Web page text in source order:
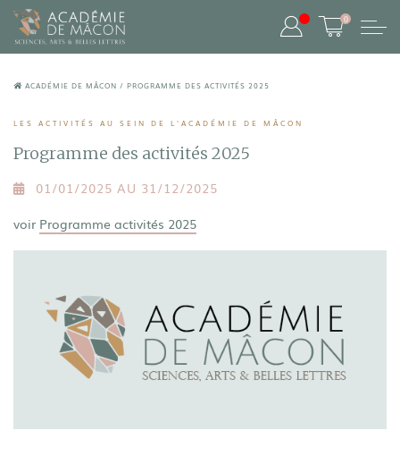
0
ACADÉMIE DE MÂCON / PROGRAMME DES ACTIVITÉS 2025
LES ACTIVITÉS AU SEIN DE L'ACADÉMIE DE MÂCON
Programme des activités 2025
01/01/2025 AU 31/12/2025
voir Programme activités 2025